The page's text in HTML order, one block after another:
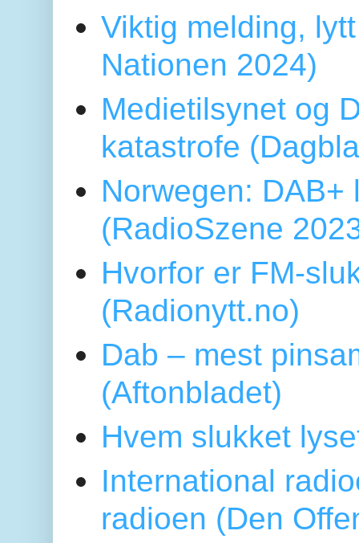
Viktig melding,
Nationen 2024)
Medietilsynet og
katastrofe
Norwegen:
(RadioSzene
Hvorfor er FM-
(Radionytt.no)
Dab – mest
(Aftonbladet)
Hvem slukket
International
radioen (Den